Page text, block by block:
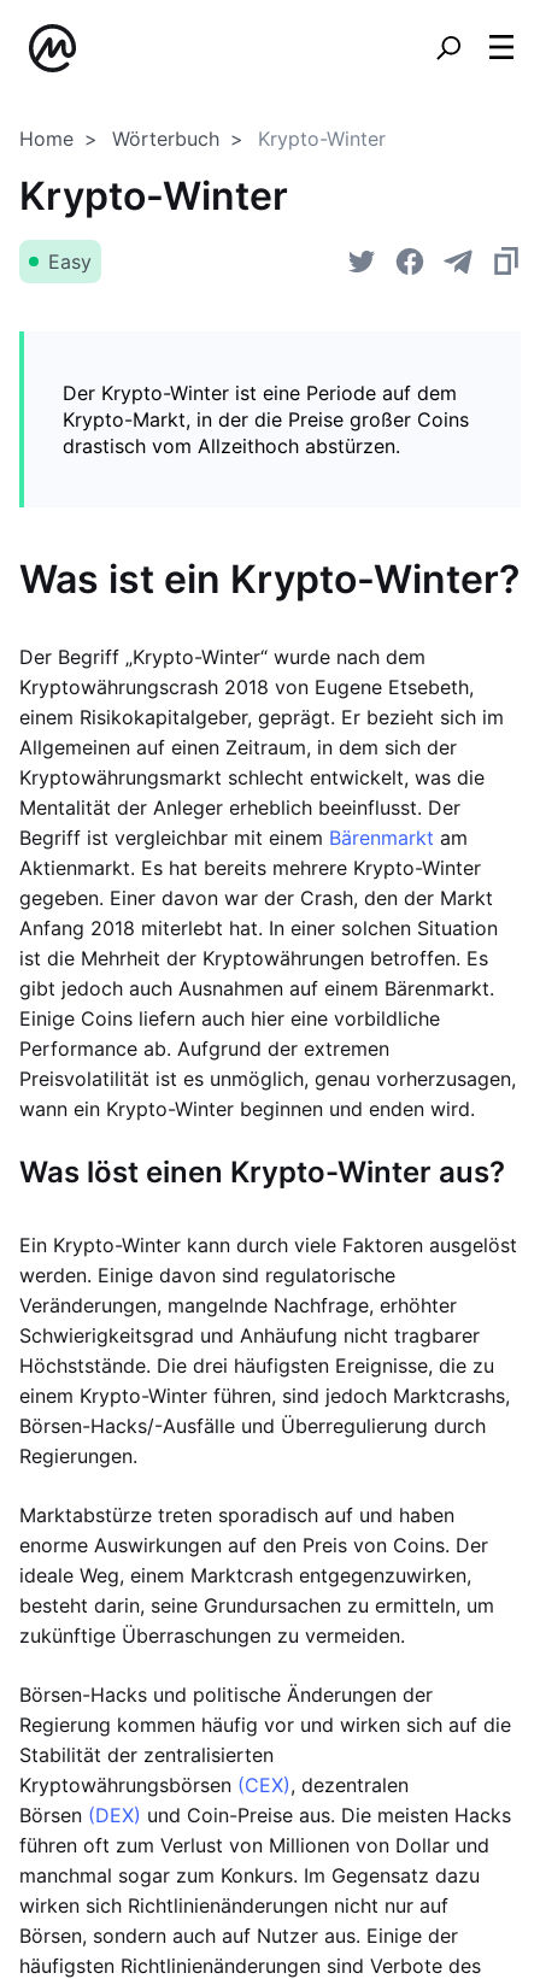
Home Wörterbuch Krypto-Winter
Krypto-Winter
Easy
Der Krypto-Winter ist eine Periode auf dem
Krypto-Markt, in der die Preise großer Coins
drastisch vom Allzeithoch abstürzen.
Was ist ein Krypto-Winter?
Der Begriff „Krypto-Winter“ wurde nach dem
Kryptowährungscrash 2018 von Eugene Etsebeth,
einem Risikokapitalgeber, geprägt. Er bezieht sich im
Allgemeinen auf einen Zeitraum, in dem sich der
Kryptowährungsmarkt schlecht entwickelt, was die
Mentalität der Anleger erheblich beeinflusst. Der
Begriff ist vergleichbar mit einem Bärenmarkt am
Aktienmarkt. Es hat bereits mehrere Krypto-Winter
gegeben. Einer davon war der Crash, den der Markt
Anfang 2018 miterlebt hat. In einer solchen Situation
ist die Mehrheit der Kryptowährungen betroffen. Es
gibt jedoch auch Ausnahmen auf einem Bärenmarkt.
Einige Coins liefern auch hier eine vorbildliche
Performance ab. Aufgrund der extremen
Preisvolatilität ist es unmöglich, genau vorherzusagen,
wann ein Krypto-Winter beginnen und enden wird.
Was löst einen Krypto-Winter aus?
Ein Krypto-Winter kann durch viele Faktoren ausgelöst
werden. Einige davon sind regulatorische
Veränderungen, mangelnde Nachfrage, erhöhter
Schwierigkeitsgrad und Anhäufung nicht tragbarer
Höchststände. Die drei häufigsten Ereignisse, die zu
einem Krypto-Winter führen, sind jedoch Marktcrashs,
Börsen-Hacks/-Ausfälle und Überregulierung durch
Regierungen.
Marktabstürze treten sporadisch auf und haben
enorme Auswirkungen auf den Preis von Coins. Der
ideale Weg, einem Marktcrash entgegenzuwirken,
besteht darin, seine Grundursachen zu ermitteln, um
zukünftige Überraschungen zu vermeiden.
Börsen-Hacks und politische Änderungen der
Regierung kommen häufig vor und wirken sich auf die
Stabilität der zentralisierten
Kryptowährungsbörsen (CEX), dezentralen
Börsen (DEX) und Coin-Preise aus. Die meisten Hacks
führen oft zum Verlust von Millionen von Dollar und
manchmal sogar zum Konkurs. Im Gegensatz dazu
wirken sich Richtlinienänderungen nicht nur auf
Börsen, sondern auch auf Nutzer aus. Einige der
häufigsten Richtlinienänderungen sind Verbote des